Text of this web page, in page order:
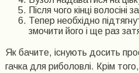
Після чого кінці волосіні
Тепер необхідно
змочити його і ще раз
Як бачите, існують досить
гачка для риболовлі. Крім